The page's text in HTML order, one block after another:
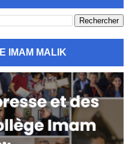
IMAM MALIK